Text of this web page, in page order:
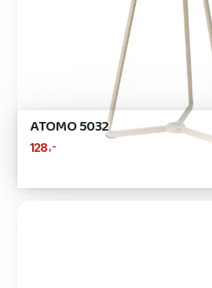
ATOMO 5032
128,-